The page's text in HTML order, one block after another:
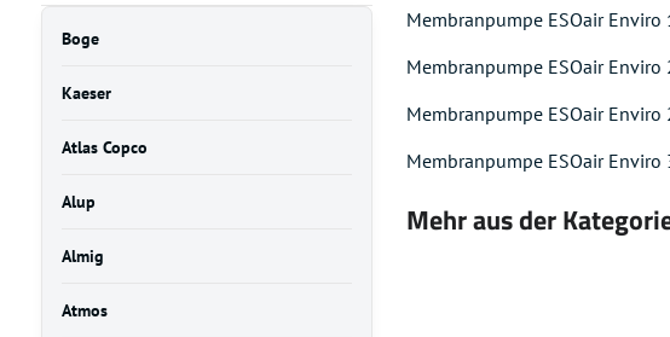
Membranpumpe ESOair
Membranpumpe ESOair
Membranpumpe ESOair
Membranpumpe ESOair
Mehr aus der
Boge
Kaeser
Atlas Copco
Alup
Almig
Atmos